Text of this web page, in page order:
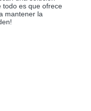
todo es que ofrece
mantener la